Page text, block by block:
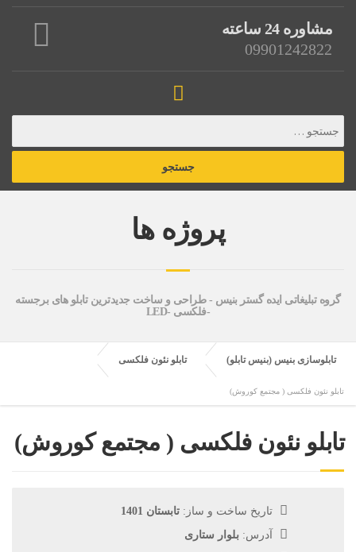
مشاوره 24 ساعته
09901242822
پروژه ها
گروه تبلیغاتی ایده گستر بنیس - طراحی و ساخت جدیدترین تابلو های برجسته
-فلکسی -LED
تابلوسازی بنیس (بنیس تابلو) تابلو نئون فلکسی
تابلو نئون فلکسی ( مجتمع کوروش)
تابلو نئون فلکسی ( مجتمع کوروش)
تاریخ ساخت و ساز: تابستان 1401
آدرس: بلوار ستاری